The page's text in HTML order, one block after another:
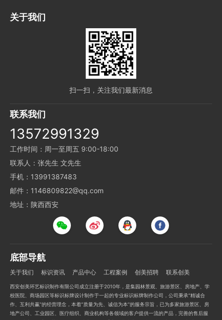
关于我们
扫一扫，关注我们最新消息
联系我们
13572991329
工作时间：周一至周五 9:00-18:00
联系人：张先生 文先生
手机：13991387483
邮件：1146809822@qq.com
地址：陕西西安
底部导航
关于我们 标识资讯 产品中心 工程案例 创美招聘 联系创美
西安创美环艺标识制作有限公司成立注册于2010年，是集园林景观、旅游景区、房地产、学
校医院、商场园区等标识标牌设计制作于一起的专业标识标牌制作公司，公司秉承“精诚合
作、互利共赢”的经营理念，本着“质量为先、诚信为本”的服务宗旨，已为多家旅游景区、房
地产公司、工业园区、医疗组织、商业机构等各领域的客户提供一流的产品，完善的售后服